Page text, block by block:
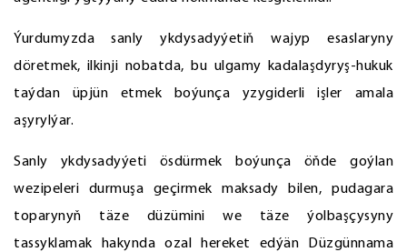
Ýurdumyzda sanly ykdysadyýetiň wajyp esaslaryny
döretmek, ilkinji nobatda, bu ulgamy kadalaşdyryş-hukuk
taýdan üpjün etmek boýunça yzygiderli işler amala
aşyrylýar.
Sanly ykdysadyýeti ösdürmek boýunça öňde goýlan
wezipeleri durmuşa geçirmek maksady bilen, pudagara
toparynyň täze düzümini we täze ýolbaşçysyny
tassyklamak hakynda ozal hereket edýän Düzgünnama